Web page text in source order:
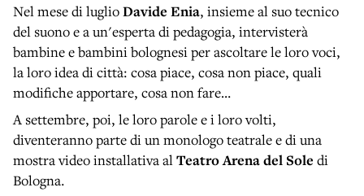
Nel mese di luglioDavide Enia, insieme al suo tecnico
del suono e a un'esperta di pedagogia, intervisterà
bambine e bambini bolognesi per ascoltare le loro voci,
la loro idea di città: cosa piace, cosa non piace, quali
modifiche apportare, cosa non fare…
A settembre, poi, le loro parole e i loro volti,
diventeranno parte di un monologo teatrale e di una
mostra video installativa al Teatro Arena del Sole di
Bologna.